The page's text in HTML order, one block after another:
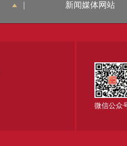
新闻媒体网站
微信公众